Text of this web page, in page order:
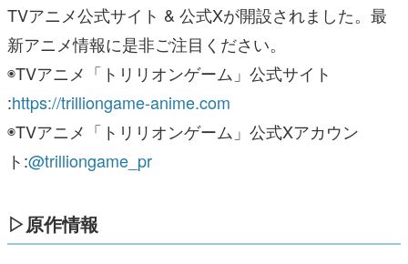
TVアニメ公式サイト & 公式Xが開設されました。最
新アニメ情報に是非ご注目ください。
◉TVアニメ「トリリオンゲーム」公式サイト
:https://trilliongame-anime.com
◉TVアニメ「トリリオンゲーム」公式Xアカウン
ト:@trilliongame_pr
▷原作情報